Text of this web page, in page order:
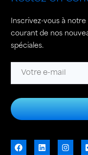
Inscrivez-vous à
courant de nos
spéciales.